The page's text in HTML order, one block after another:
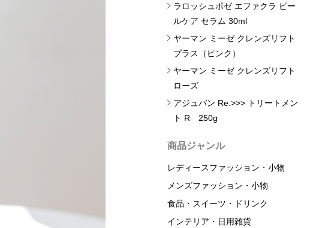
ラロッシュポゼ エファクラ ピー
ルケア セラム 30ml
ヤーマン ミーゼ クレンズリフト
プラス（ピンク）
ヤーマン ミーゼ クレンズリフト
ローズ
アジュバン Re:>>> トリートメン
ト R 250g
商品ジャンル
レディースファッション・小物
メンズファッション・小物
食品・スイーツ・ドリンク
インテリア・日用雑貨